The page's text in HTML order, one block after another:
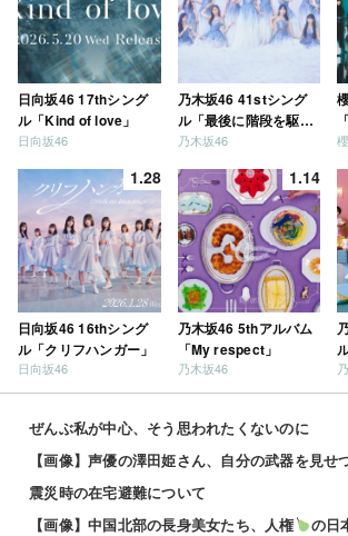
日向坂46 17thシング
ル「Kind of love」
日向坂46
乃木坂46 41stシング
ル「最後に階段を駆け
上がったのはいつ
乃木坂46
1.28
日向坂46 16thシング
ル「クリフハンガー」
日向坂46
1.14
乃木坂46 5thアルバム
「My respect」
乃木坂46
ぜんぶ私が中心、そう思われたくないのに
震災時の在宅避難について
【画像】中国北部の長身美女たち、人権
の日本人